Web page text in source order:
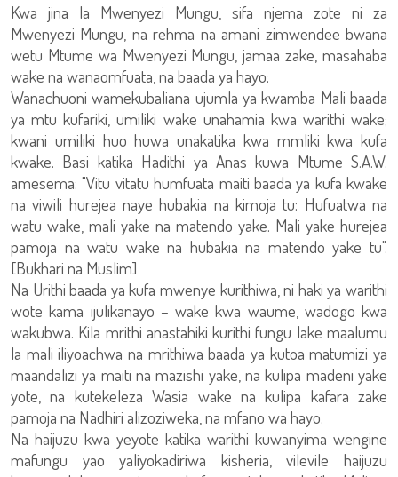
Kwa jina la Mwenyezi Mungu, sifa njema zote ni za
Mwenyezi Mungu, na rehma na amani zimwendee bwana
wetu Mtume wa Mwenyezi Mungu, jamaa zake, masahaba
wake na wanaomfuata, na baada ya hayo:
Wanachuoni wamekubaliana ujumla ya kwamba Mali baada
ya mtu kufariki, umiliki wake unahamia kwa warithi wake;
kwani umiliki huo huwa unakatika kwa mmliki kwa kufa
kwake. Basi katika Hadithi ya Anas kuwa Mtume S.A.W.
amesema: "Vitu vitatu humfuata maiti baada ya kufa kwake
na viwili hurejea naye hubakia na kimoja tu: Hufuatwa na
watu wake, mali yake na matendo yake. Mali yake hurejea
pamoja na watu wake na hubakia na matendo yake tu".
[Bukhari na Muslim]
Na Urithi baada ya kufa mwenye kurithiwa, ni haki ya warithi
wote kama ijulikanayo – wake kwa waume, wadogo kwa
wakubwa. Kila mrithi anastahiki kurithi fungu lake maalumu
la mali iliyoachwa na mrithiwa baada ya kutoa matumizi ya
maandalizi ya maiti na mazishi yake, na kulipa madeni yake
yote, na kutekeleza Wasia wake na kulipa kafara zake
pamoja na Nadhiri alizoziweka, na mfano wa hayo.
Na haijuzu kwa yeyote katika warithi kuwanyima wengine
mafungu yao yaliyokadiriwa kisheria, vilevile haijuzu